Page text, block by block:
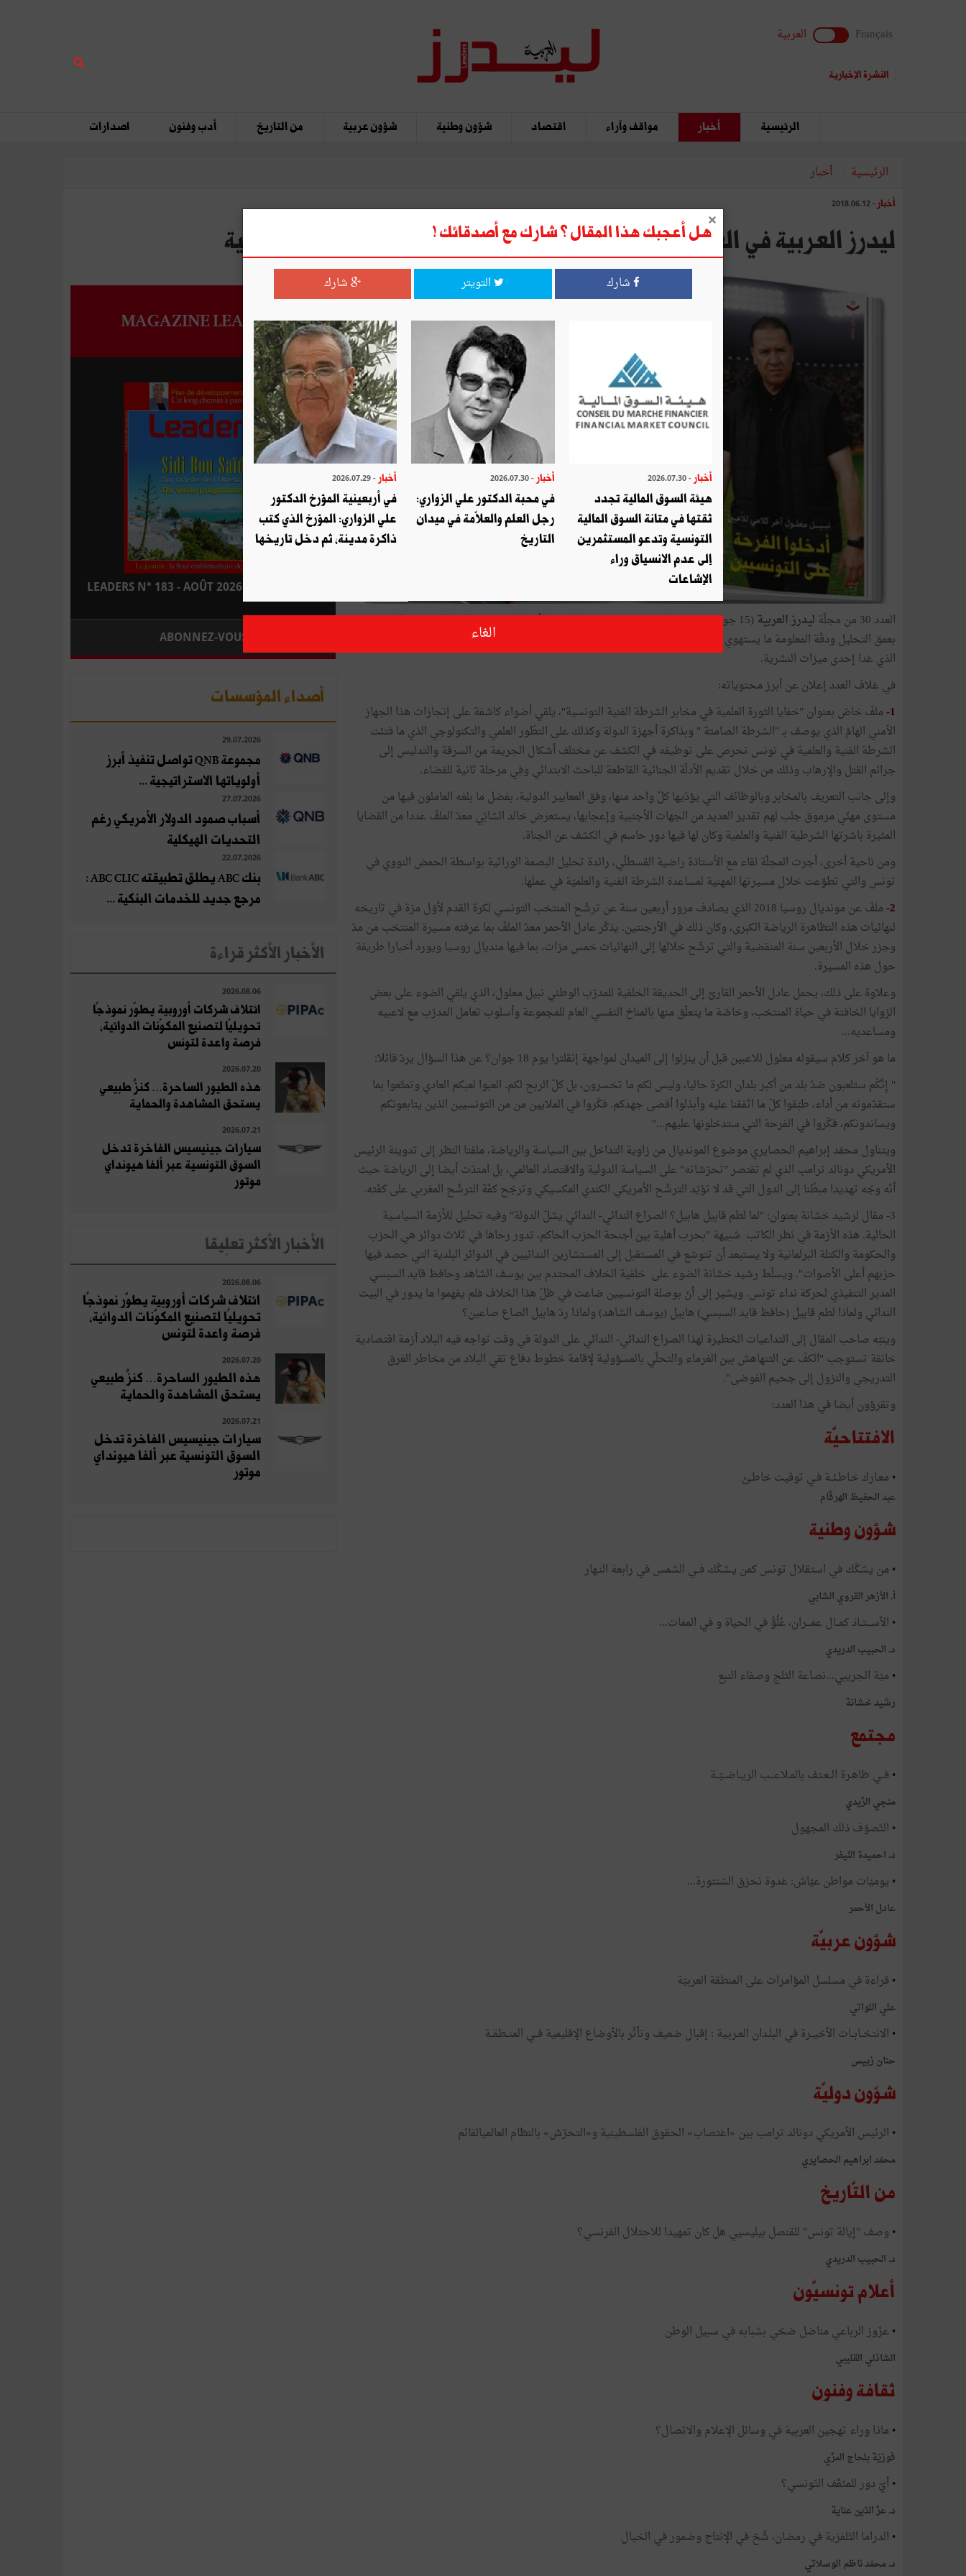
Français العربية
النشرة الإخبارية
الرئيسية أخبار مواقف وآراء اقتصاد شؤون وطنية شؤون عربية من التاريخ أدب وفنون اصدارات
الرئيسية أخبار
أخبار - 2018.06.12
ليدرز العربية في العدد 30 : خفايا الثورة العلمية في مخابر الشرطة الفنية
العدد 30 من مجلّة ليدرز العربية
(15 جوان / 15 جويلية 2018) معروض حاليا في الأكشاك وفيه من الموادّ المتنوّعة، الموسومة
بعمق التحليل ودقّة المعلومة ما يستهوي القارئ ويحمله على اكتشاف محتويات مختلف الأركان، فضلا عن الإخراج الفنّي الأنيق
الذي غدا إحدى ميزات النشرية.
في غلاف العدد إعلان عن أبرز محتوياته:
1- ملفّ خاصّ بعنوان "خفايا الثورة العلمية في مخابر الشرطة الفنية التونسية"، يلقي أضواء كاشفة على إنجازات هذا الجهاز
الأمني الهامّ الذي يوصف بـ "الشرطة الصامتة " وبذاكرة أجهزة الدولة وكذلك على التطّور العلمي والتكنولوجي الذي ما فتئت
الشرطة الفنية والعلمية في تونس تحرص على توظيفه في الكشف عن مختلف أشكال الجريمة من السرقة والتدليس إلى
جرائم القتل والإرهاب وذلك من خلال تقديم الأدلّة الجنائية القاطعة للباحث الابتدائي وفِي مرحلة ثانية للقضاء.
وإلى جانب التعريف بالمخابر وبالوظائف التي يؤدّيها كلّ واحد منها، وفق المعايير الدولية، بفضل ما بلغه العاملون فيها من
مستوى مهنّي مرموق جلب لهم تقدير العديد من الجهات الأجنبية وإعجابها، يستعرض خالد الشابّي معدّ الملفّ عددا من القضايا
المثيرة باشرتها الشرطية الفنية والعلمية وكان لها فيها دور حاسم في الكشف عن الجناة.
ومن ناحية أخرى، أجرت المجلّة لقاء مع الأستاذة راضية القسطلّي، رائدة تحليل البصمة الوراثية بواسطة الحمض النووي في
تونس والتي تطوّعت خلال مسيرتها المهنية لمساعدة الشرطة الفنية والعلميّة في عملها.
2-
ملفّ عن مونديال روسيا 2018 الذي يصادف مرور أربعين سنة عن ترشّح المنتخب التونسي لكرة القدم لأوّل مرّة في تاريخه
لنهائيات هذه التظاهرة الرياضة الكبرى، وكان ذلك في الأرجنتين. يذكّر عادل الأحمر معدّ الملفّ بما عرفته مسيرة المنتخب من مدّ
وجزر خلال الأربعين سنة المنقضية والتي ترشّح خلالها إلى النهائيات خمس مرّات، بما فيها منديال روسيا ويورد أخبارا طريفة
حول هذه المسيرة.
وعلاوة على ذلك، يحمل عادل الأحمر القارئ إلى الحديقة الخلفية للمدرّب الوطني نبيل معلول، الذي يلقي الضوء على بعض
الزوايا الخافتة في حياة المنتخب، وخاصّة ما يتعلّق منها بالمناخ النفسي العام للمجموعة وأسلوب تعامل المدرّب مع لاعبيه
ومساعديه...
ما هو آخر كلام سيقوله معلول للاعبين قبل أن ينزلوا إلى الميدان لمواجهة إنقلترا يوم 18 جوان؟ عن هذا السؤال يردّ قائلا:
" إِنَّكُم ستلعبون ضدّ بلد من أكبر بلدان الكرة حاليا، وليس لكم ما تخسرون، بل كلّ الربح لكم. العبوا لعبكم العادي وتمتّعوا بما
ستقدّمونه من أداء، طبّقوا كلّ ما اتّفقنا عليه وأبذلوا أقصى جهدكم. فكّروا في الملايين من من التونسيين الذين يتابعونكم
ويساندونكم، فكّروا في الفرحة التي ستدخلونها عليهم..."
ويتناول محمّد إبراهيم الحصايري موضوع المونديال من زاوية التداخل بين السياسة والرياضة، ملفتا النظر إلى تدوينة الرئيس
الأمريكي دونالد ترامب الذي لم تقتصر "تحرّشاته" على السياسة الدولية والاقتصاد العالمي، بل امتدّت أيضا إلى الرياضة حيث
أنّه وجّه تهديدا مبطّنا إلى الدول التي قد لا تؤيّد الترشّح الأمريكي الكندي المكسيكي وترجّح كفّة الترشّح المغربي على كفّته.
3- مقال لرشيد خشانة بعنوان: "لما لطم قابيل هابيل؟ الصراع الندائي- الندائي يشلّ الدولة" وفيه تحليل للأزمة السياسية
الحالية. هذه الأزمة في نظر الكاتب شبيهة "بحرب أهلية بين أجنحة الحزب الحاكم، تدور رحاها في ثلاث دوائر هي الحزب
والحكومة والكتلة البرلمانية ولا يستبعد أن تتوسّع في المستقبل إلى المستشارين الندائيين في الدوائر البلدية التي حصد فيها
حزبهم أعلى الأصوات". ويسلّط رشيد خشانة الضوء على خلفية الخلاف المحتدم بين يوسف الشاهد وحافظ قايد السبسي
المدير التنفيذي لحركة نداء تونس. ويشير إلى أنّ بوصلة التونسيين ضاعت في ظلّ هذا الخلاف فلم يفهموا ما يدور في البيت
الندائي ولماذا لطم قابيل (حافظ قايد السبسي) هابيل (يوسف الشاهد) ولماذا ردّ هابيل الصاع صاعين؟
وينبّه صاحب المقال إلى التداعيات الخطيرة لهذا الصراع الندائي- الندائي على الدولة في وقت تواجه فيه البلاد أزمة اقتصادية
خانقة تستوجب "الكفّ عن التنهاهش بين الغرماء والتحلّي بالمسؤولية لإقامة خطوط دفاع تقي البلاد من مخاطر الغرق
التدريجي والنزول إلى جحيم الفوضى".
وتقرؤون أيضا في هذا العدد:
الافتتاحيّة
• معـارك خـاطـئــة فـي توقيت خاطـئ​
عبد الحفيظ الهرڤام
شؤون وطنية
• من يشكّك في استقلال تونس كمن يـشكّك فــي الشمس في رابعة النـهار
أ. الأزهر القروي الشابي
• الأســـتــاذ كمــال عمـــران، عُلُوُّ في الحياة و في الممات...​
د. الحبيب الدريدي
• ميّة الجريبي...نصاعة الثلج وصفاء النبع​
رشيد خشانة
مجتمع
• فــي ظاهـرة الــعـنـف بالمـلاعـــب الريــاضــيّــة​
منجي الزّيدي
• التّصوّف ذلك المجهول​
د. احميدة النّيفر
• يوميّات مواطن عيّاش: غدوة نحزق السّنتورة...​
عادل الأحمر
شؤون عربيّة
• قراءة في مسلسل المؤامرات على المنطقة العربيّة​
علي اللواتي
• الانتخــابــات الأخيــرة في البلـدان العـربـية : إقبال ضعيف وتأثّر بالأوضاع الإقليمية فــي المنــطقــة​
حنان زبيس
شؤون دوليّة
• الرئيس الأمريكي دونالد ترامب بين «اغتصاب» الحقوق الفلسطينية و«التحرّش» بالنظام العالميالقائم​
محمّد ابراهيم الحصايري
من التّاريخ
• وصف "إيالة تونس" للقنصل بيليسيي هل كان تمهيدا للاحتلال الفرنسي؟​
د. الحبيب الدريدي
أعلام تونسيّون
• عزّوز الرباعي مناضل ضحّي بشبابه في سبيل الوطن​
الشاذلي القليبي
ثقافة وفنون
• ماذا وراء تهجين العربية في وسائل الإعلام والاتصال؟​
فوزيّة بلحاج المزّي
•أيّ دور للمثقّف التّونسي؟​
د. عزّ الدّين عناية
• الدراما التّلفزية في رمضان، شُحّ في الإنتاج وضمور في الخيال​
د. محمّد ناظم الوسلاتي
MAGAZINE LEADERS
LEADERS N° 183 - AOÛT 2026 : EN KIOSQUE
ABONNEZ-VOUS
أصداء المؤسسات
29.07.2026
مجموعة QNB تواصل تنفيذ أبرز
أولوياتها الاستراتيجية ...
27.07.2026
أسباب صمود الدولار الأمريكي رغم
التحديات الهيكلية
22.07.2026
بنك ABC يطلق تطبيقته ABC CLIC :
مرجع جديد للخدمات البنكية ...
الأخبار الأكثر قراءة
2026.08.06
ائتلاف شركات أوروبية يطوّر نموذجًا
تحويليًا لتصنيع المكوّنات الدوائية،
فرصة واعدة لتونس
2026.07.20
هذه الطيور الساحرة… كنزٌ طبيعي
يستحق المشاهدة والحماية
2026.07.21
سيارات جينيسيس الفاخرة تدخل
السوق التونسية عبر ألفا هيونداي
موتور
الأخبار الأكثر تعلِيقا
2026.08.06
ائتلاف شركات أوروبية يطوّر نموذجًا
تحويليًا لتصنيع المكوّنات الدوائية،
فرصة واعدة لتونس
2026.07.20
هذه الطيور الساحرة… كنزٌ طبيعي
يستحق المشاهدة والحماية
2026.07.21
سيارات جينيسيس الفاخرة تدخل
السوق التونسية عبر ألفا هيونداي
موتور
هل أعجبك هذا المقال ؟ شارك مع أصدقائك !
شارك التويتر شارك
أخبار - 2026.07.30
هيئة السوق المالية تجدد
ثقتها في متانة السوق المالية
التونسية وتدعو المستثمرين
إلى عدم الانسياق وراء
الإشاعات
أخبار - 2026.07.30
في محبة الدكتور علي الزواري:
رجل العلم والعلاّمة في ميدان
التاريخ
أخبار - 2026.07.29
في أربعينية المؤرخ الدكتور
علي الزواري: المؤرخ الذي كتب
ذاكرة مدينة، ثم دخل تاريخها
الغاء